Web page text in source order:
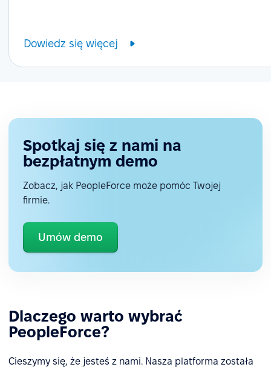
Dowiedz się więcej
Spotkaj się z nami na
bezpłatnym demo
Zobacz, jak PeopleForce może pomóc Twojej
firmie.
Umów demo
Dlaczego warto wybrać
PeopleForce?
Cieszymy się, że jesteś z nami. Nasza platforma została